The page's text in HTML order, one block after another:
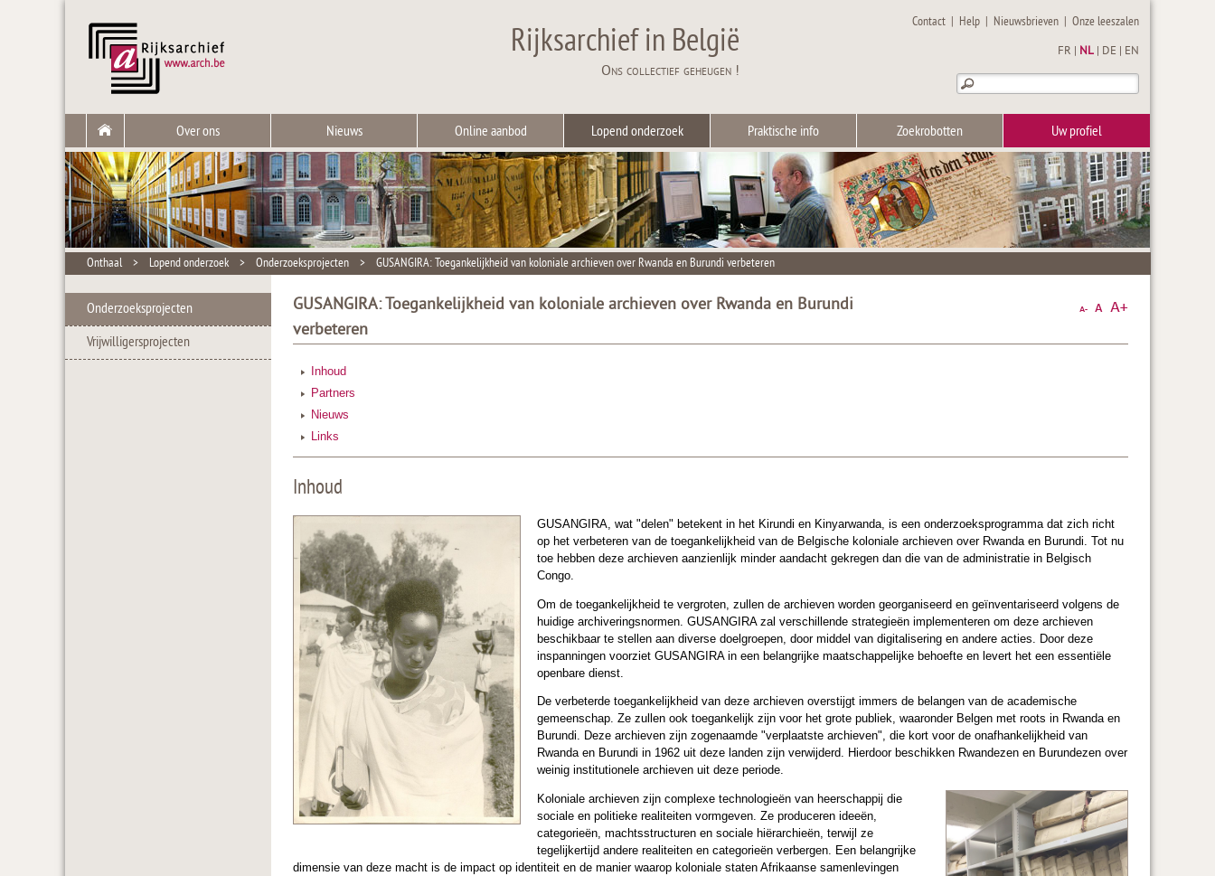
Rijksarchief in België
Ons collectief geheugen !
Contact | Help | Nieuwsbrieven |Onze leeszalen
FR NL DE EN
Over ons Nieuws Online aanbod Lopend onderzoek Praktische info Zoekrobotten Uw profiel
Onthaal > Lopend onderzoek > Onderzoeksprojecten > GUSANGIRA: Toegankelijkheid van koloniale archieven over Rwanda en Burundi verbeteren
Onderzoeksprojecten
Vrijwilligersprojecten
GUSANGIRA: Toegankelijkheid van koloniale archieven over Rwanda en Burundi
verbeteren
Inhoud
Partners
Nieuws
Links
Inhoud
GUSANGIRA, wat "delen" betekent in het Kirundi en Kinyarwanda, is een onderzoeksprogramma dat zich richt
op het verbeteren van de toegankelijkheid van de Belgische koloniale archieven over Rwanda en Burundi. Tot nu
toe hebben deze archieven aanzienlijk minder aandacht gekregen dan die van de administratie in Belgisch
Congo.
Om de toegankelijkheid te vergroten, zullen de archieven worden georganiseerd en geïnventariseerd volgens de
huidige archiveringsnormen. GUSANGIRA zal verschillende strategieën implementeren om deze archieven
beschikbaar te stellen aan diverse doelgroepen, door middel van digitalisering en andere acties. Door deze
inspanningen voorziet GUSANGIRA in een belangrijke maatschappelijke behoefte en levert het een essentiële
openbare dienst.
De verbeterde toegankelijkheid van deze archieven overstijgt immers de belangen van de academische
gemeenschap. Ze zullen ook toegankelijk zijn voor het grote publiek, waaronder Belgen met roots in Rwanda en
Burundi. Deze archieven zijn zogenaamde "verplaatste archieven", die kort voor de onafhankelijkheid van
Rwanda en Burundi in 1962 uit deze landen zijn verwijderd. Hierdoor beschikken Rwandezen en Burundezen over
weinig institutionele archieven uit deze periode.
Koloniale archieven zijn complexe technologieën van heerschappij die
sociale en politieke realiteiten vormgeven. Ze produceren ideeën,
categorieën, machtsstructuren en sociale hiërarchieën, terwijl ze
tegelijkertijd andere realiteiten en categorieën verbergen. Een belangrijke
dimensie van deze macht is de impact op identiteit en de manier waarop koloniale staten Afrikaanse samenlevingen